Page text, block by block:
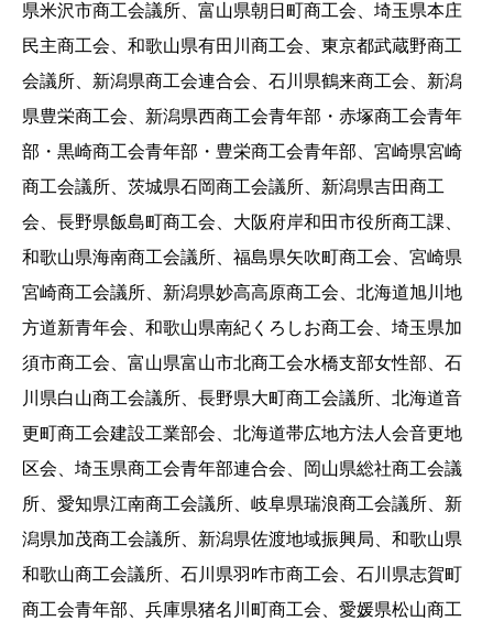
県米沢市商工会議所、富山県朝日町商工会、埼玉県本庄
民主商工会、和歌山県有田川商工会、東京都武蔵野商工
会議所、新潟県商工会連合会、石川県鶴来商工会、新潟
県豊栄商工会、新潟県西商工会青年部・赤塚商工会青年
部・黒崎商工会青年部・豊栄商工会青年部、宮崎県宮崎
商工会議所、茨城県石岡商工会議所、新潟県吉田商工
会、長野県飯島町商工会、大阪府岸和田市役所商工課、
和歌山県海南商工会議所、福島県矢吹町商工会、宮崎県
宮崎商工会議所、新潟県妙高高原商工会、北海道旭川地
方道新青年会、和歌山県南紀くろしお商工会、埼玉県加
須市商工会、富山県富山市北商工会水橋支部女性部、石
川県白山商工会議所、長野県大町商工会議所、北海道音
更町商工会建設工業部会、北海道帯広地方法人会音更地
区会、埼玉県商工会青年部連合会、岡山県総社商工会議
所、愛知県江南商工会議所、岐阜県瑞浪商工会議所、新
潟県加茂商工会議所、新潟県佐渡地域振興局、和歌山県
和歌山商工会議所、石川県羽咋市商工会、石川県志賀町
商工会青年部、兵庫県猪名川町商工会、愛媛県松山商工